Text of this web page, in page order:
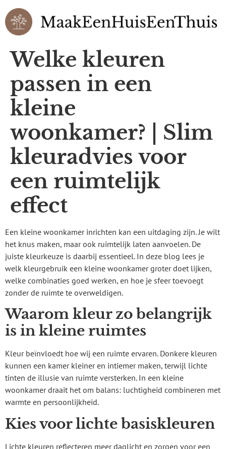
Welke kleuren
passen in een
kleine
woonkamer? | Slim
kleuradvies voor
een ruimtelijk
effect
Een kleine woonkamer inrichten kan een uitdaging zijn. Je wilt
het knus maken, maar ook ruimtelijk laten aanvoelen. De
juiste kleurkeuze is daarbij essentieel. In deze blog lees je
welk kleurgebruik een kleine woonkamer groter doet lijken,
welke combinaties goed werken, en hoe je sfeer toevoegt
zonder de ruimte te overweldigen.
Waarom kleur zo belangrijk
is in kleine ruimtes
Kleur beïnvloedt hoe wij een ruimte ervaren. Donkere kleuren
kunnen een kamer kleiner en intiemer maken, terwijl lichte
tinten de illusie van ruimte versterken. In een kleine
woonkamer draait het om balans: luchtigheid combineren met
warmte en persoonlijkheid.
Kies voor lichte basiskleuren
Lichte kleuren reflecteren meer daglicht en zorgen voor een